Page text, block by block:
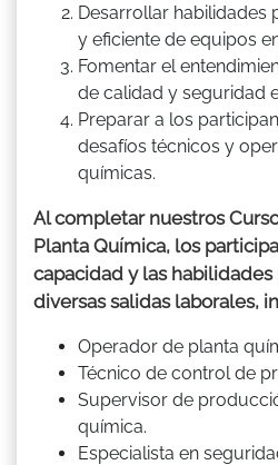
Desarrollar habilidades
y eficiente de equipos
Fomentar el
de calidad y seguridad
Preparar a los
desafíos técnicos y
químicas.
Al completar nuestros
Planta Química, los
capacidad y las habilidades
diversas salidas laborales,
Operador de planta
Técnico de control de
Supervisor de
química.
Especialista en